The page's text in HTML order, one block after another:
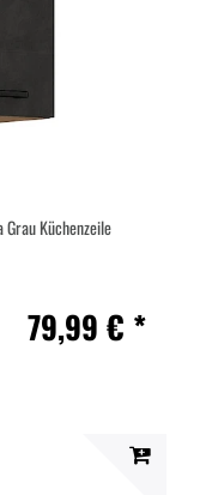
Küchenzeile
79,99 € *